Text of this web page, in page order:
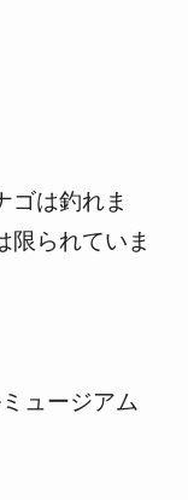
ゴは釣れま
限られていま
ュージアム